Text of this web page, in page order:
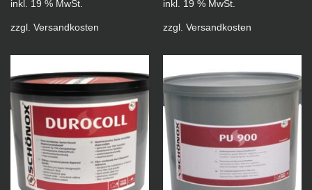
inkl. 19 % MwSt.
zzgl. Versandkosten
inkl. 19 % MwSt.
zzgl. Versandkosten